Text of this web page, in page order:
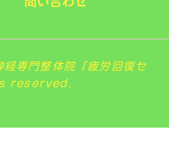
専門整体院「疲労回復セ
reserved.